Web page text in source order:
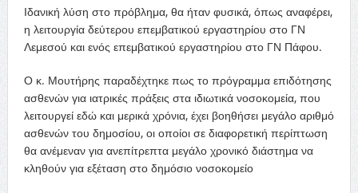
Ιδανική λύση στο πρόβλημα, θα ήταν φυσικά, όπως αναφέρει,
η λειτουργία δεύτερου επεμβατικού εργαστηρίου στο ΓΝ
Λεμεσού και ενός επεμβατικού εργαστηρίου στο ΓΝ Πάφου.
Ο κ. Μουτήρης παραδέχτηκε πως το πρόγραμμα επιδότησης
ασθενών για ιατρικές πράξεις στα ιδιωτικά νοσοκομεία, που
λειτουργεί εδώ και μερικά χρόνια, έχει βοηθήσει μεγάλο αριθμό
ασθενών του δημοσίου, οι οποίοι σε διαφορετική περίπτωση
θα ανέμεναν για ανεπίτρεπτα μεγάλο χρονικό διάστημα να
κληθούν για εξέταση στο δημόσιο νοσοκομείο